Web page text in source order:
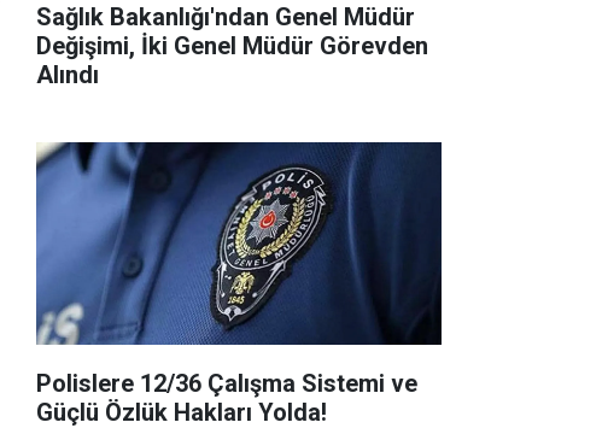
Sağlık Bakanlığı'ndan Genel Müdür
Değişimi, İki Genel Müdür Görevden
Alındı
Polislere 12/36 Çalışma Sistemi ve
Güçlü Özlük Hakları Yolda!